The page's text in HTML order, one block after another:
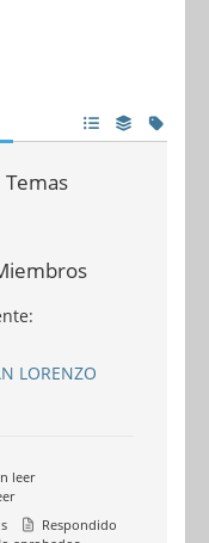
Temas
LORENZO
leer
Respondido